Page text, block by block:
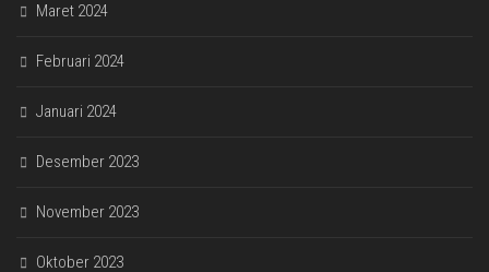
Maret 2024
Februari 2024
Januari 2024
Desember 2023
November 2023
Oktober 2023